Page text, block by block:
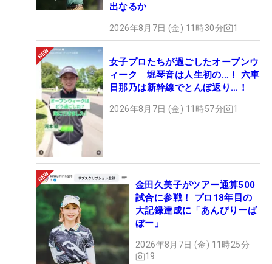
出なるか
2026年8月7日 (金) 11時30分 1
女子プロたちが過ごしたオープンウ
ィーク 堀琴音は人生初の…！ 六車
日那乃は新幹線でとんぼ返り…！
2026年8月7日 (金) 11時57分 1
金田久美子がツアー通算500
試合に参戦！ プロ18年目の
大記録達成に「あんびりーば
ぼー」
2026年8月7日 (金) 11時25分
19